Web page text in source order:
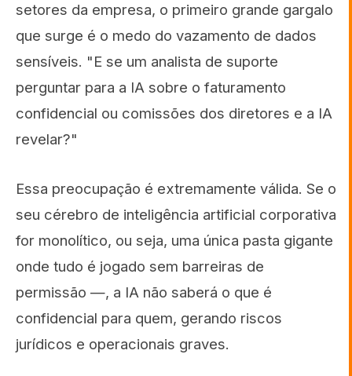
setores da empresa, o primeiro grande gargalo
que surge é o medo do vazamento de dados
sensíveis. "E se um analista de suporte
perguntar para a IA sobre o faturamento
confidencial ou comissões dos diretores e a IA
revelar?"
Essa preocupação é extremamente válida. Se o
seu cérebro de inteligência artificial corporativa
for monolítico, ou seja, uma única pasta gigante
onde tudo é jogado sem barreiras de
permissão —, a IA não saberá o que é
confidencial para quem, gerando riscos
jurídicos e operacionais graves.